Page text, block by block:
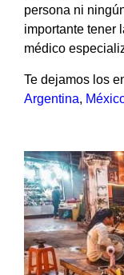
persona ni
importante tener
médico
Te dejamos los
Argentina,